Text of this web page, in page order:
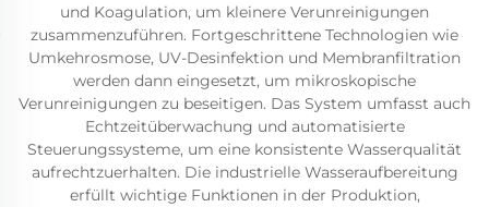
und Koagulation, um kleinere Verunreinigungen
zusammenzuführen. Fortgeschrittene Technologien wie
Umkehrosmose, UV-Desinfektion und Membranfiltration
werden dann eingesetzt, um mikroskopische
Verunreinigungen zu beseitigen. Das System umfasst auch
Echtzeitüberwachung und automatisierte
Steuerungssysteme, um eine konsistente Wasserqualität
aufrechtzuerhalten. Die industrielle Wasseraufbereitung
erfüllt wichtige Funktionen in der Produktion,